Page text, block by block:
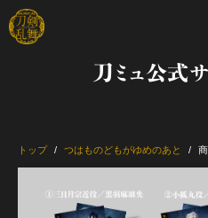
刀ミュ公式
CD・DVD
トップ つはものどもがゆめのあと